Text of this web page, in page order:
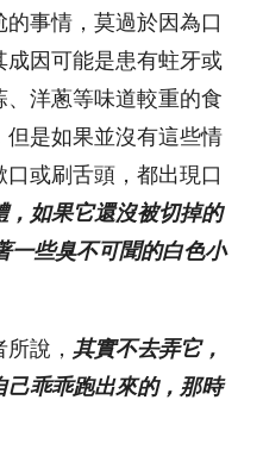
事情，莫過於因為口
因可能是患有蛀牙或
洋蔥等味道較重的食
是如果並沒有這些情
或刷舌頭，都出現口
如果它還沒被切掉的
一些臭不可聞的白色小
說， 其實不去弄它，
己乖乖跑出來的，那時